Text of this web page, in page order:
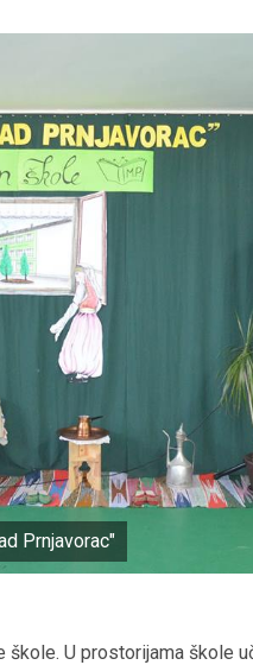
Prnjavorac"
škole. U prostorijama škole